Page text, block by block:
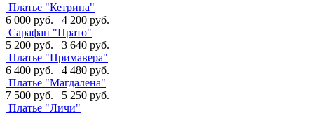
Платье "Кетрина"
6 000 руб.
4 200 руб.
Сарафан "Прато"
5 200 руб.
3 640 руб.
Платье "Примавера"
6 400 руб.
4 480 руб.
Платье "Магдалена"
7 500 руб.
5 250 руб.
Платье "Личи"